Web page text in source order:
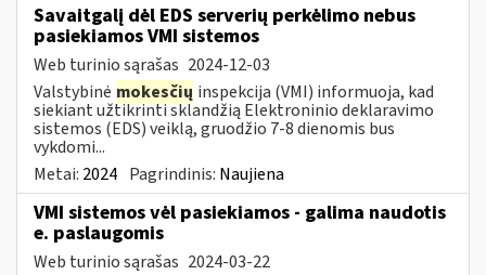
Savaitgalį dėl EDS serverių perkėlimo nebus
pasiekiamos VMI sistemos
Web turinio sąrašas 2024-12-03
Valstybinė mokesčių inspekcija (VMI) informuoja, kad
siekiant užtikrinti sklandžią Elektroninio deklaravimo
sistemos (EDS) veiklą, gruodžio 7-8 dienomis bus
vykdomi...
Metai: 2024 Pagrindinis: Naujiena
VMI sistemos vėl pasiekiamos - galima naudotis
e. paslaugomis
Web turinio sąrašas 2024-03-22